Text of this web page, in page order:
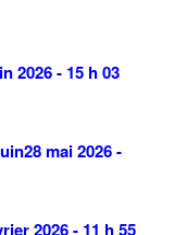
2026 - 15 h 03
28 mai 2026 -
2026 - 11 h 55